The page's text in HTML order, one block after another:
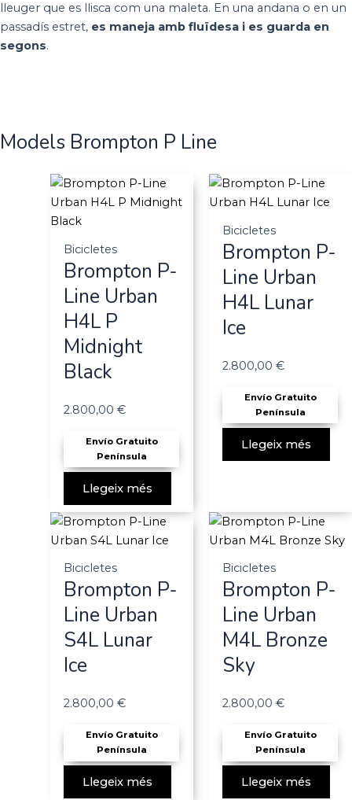
lleuger que es llisca com una maleta. En una andana o en un
passadís estret, es maneja amb fluïdesa i es guarda en
segons.
Models Brompton P Line
Bicicletes
Brompton P-
Line Urban
H4L P
Midnight
Black
2.800,00€
Envío Gratuito
Península
Llegeix més
Bicicletes
Brompton P-
Line Urban
H4L Lunar
Ice
2.800,00€
Envío Gratuito
Península
Llegeix més
Bicicletes
Brompton P-
Line Urban
S4L Lunar
Ice
2.800,00€
Envío Gratuito
Península
Llegeix més
Bicicletes
Brompton P-
Line Urban
M4L Bronze
Sky
2.800,00€
Envío Gratuito
Península
Llegeix més